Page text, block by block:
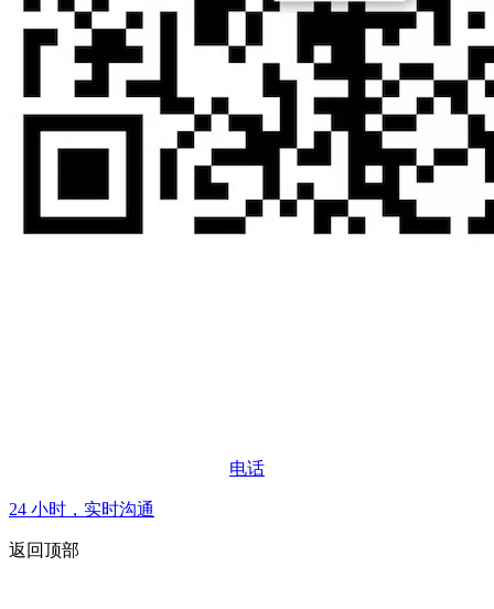
电话
24 小时，实时沟通
返回顶部